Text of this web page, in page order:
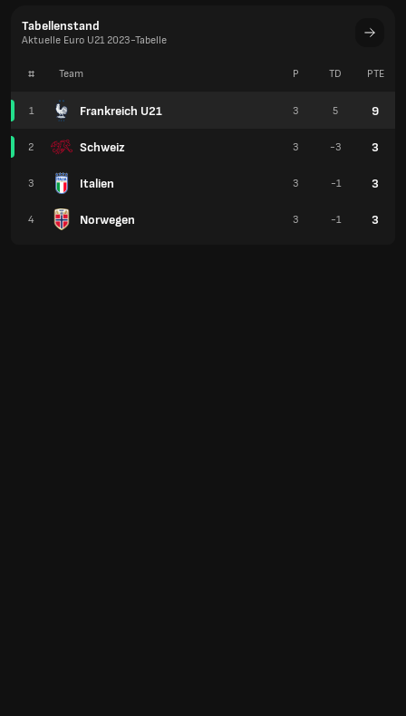
Tabellenstand
Aktuelle Euro U21 2023-Tabelle
# Team
1 Frankreich U21
2 Schweiz
3 Italien
4 Norwegen
P TD PTE
3 5 9
3 -3 3
3 -1 3
3 -1 3